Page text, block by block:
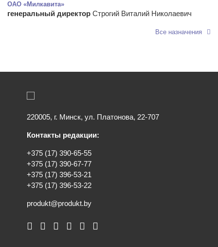
ОАО «Милкавита»
генеральный директор Строгий Виталий Николаевич
Все назначения
220005, г. Минск, ул. Платонова, 22-707
Контакты редакции:
+375 (17) 390-65-55
+375 (17) 390-67-77
+375 (17) 396-53-21
+375 (17) 396-53-22
produkt@produkt.by